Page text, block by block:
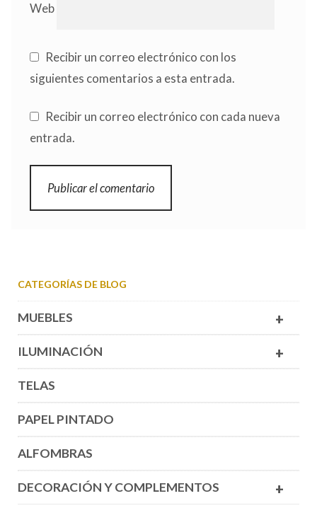
Web
Recibir un correo electrónico con los
siguientes comentarios a esta entrada.
Recibir un correo electrónico con cada nueva
entrada.
CATEGORÍAS DE BLOG
+
MUEBLES
+
ILUMINACIÓN
TELAS
PAPEL PINTADO
ALFOMBRAS
+
DECORACIÓN Y COMPLEMENTOS